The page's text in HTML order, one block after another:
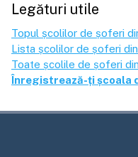
Legături utile
Topul școlilor de șoferi
Lista școlilor de șoferi
Toate școlile de șoferi
Înregistrează-ți școala